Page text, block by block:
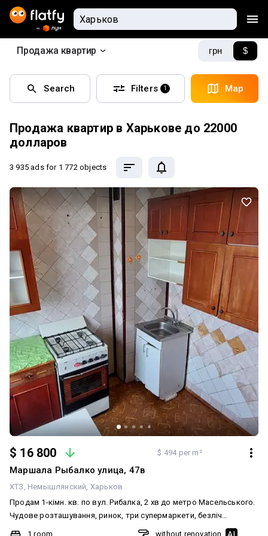
Продажа квартир грн $
Search Filters 1 Map
Продажа квартир в Харькове до 22000
долларов
3 935 ads for 1 772 objects
$ 16 800 $ 494 per m²
Маршала Рыбалко улица, 47в
ХТЗ Немышлянский Харьков
Продам 1-кімн. кв. по вул. Рибалка, 2 хв до метро Масельського.
Чудове розташування, ринок, три супермаркети, безліч
магазинів, транспорт, метро — усе це за 2 хвилини ходьби від
1 room
without renovation AI